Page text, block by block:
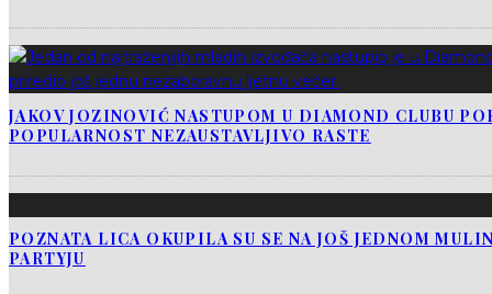
JAKOV JOZINOVIĆ NASTUPOM U DIAMOND CLUBU
POPULARNOST NEZAUSTAVLJIVO RASTE
POZNATA LICA OKUPILA SU SE NA JOŠ JEDNOM
PARTYJU